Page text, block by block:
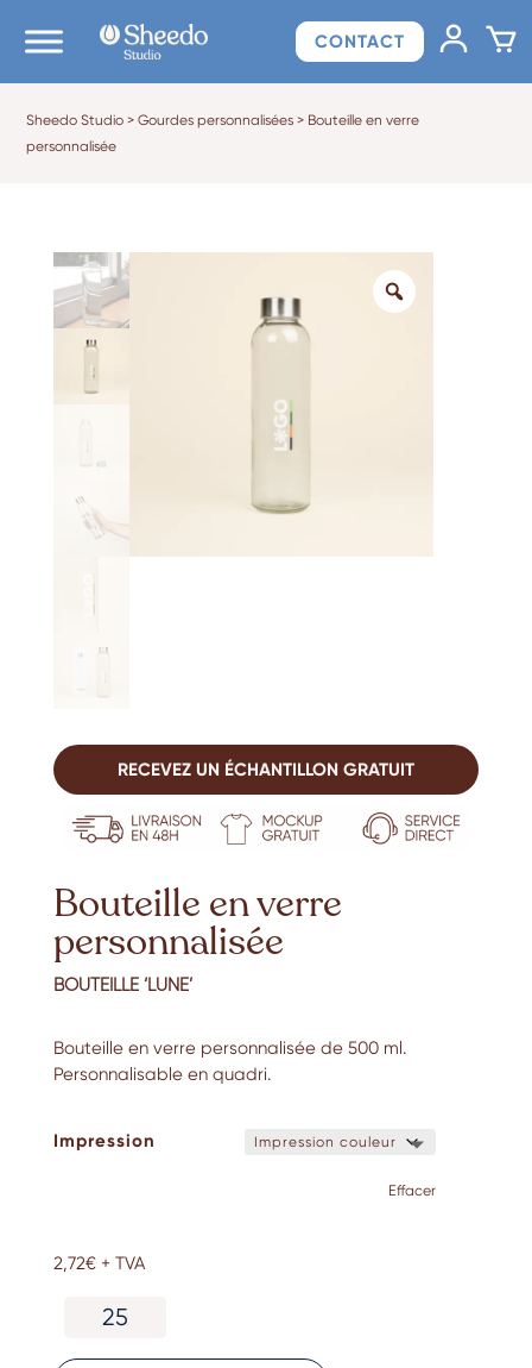
CONTACT
Sheedo Studio >Gourdes personnalisées > Bouteille en verre
personnalisée
RECEVEZ UN ÉCHANTILLON GRATUIT
Bouteille en verre
personnalisée
BOUTEILLE ‘LUNE’
Bouteille en verre personnalisée de 500 ml.
Personnalisable en quadri.
Impression
Effacer
2,72€ + TVA